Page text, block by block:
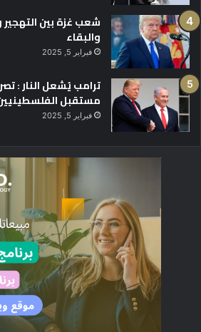
شعب غزة بين التهجير
والبقاء
فبراير 5, 2025
ترامب يُشعل النار :
مستقبل
فبراير 5, 2025